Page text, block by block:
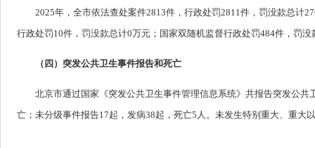
2025年，全市依法查处案件2813件，行政处罚2811件，罚没款总计
行政处罚10件，罚没款总计0万元；国家双随机监督行政处罚484件，罚没
（四）突发公共卫生事件报告和死亡
北京市通过国家《突发公共卫生事件管理信息系统》共报告突发公
亡；未分级事件报告17起，发病38起，死亡5人。未发生特别重大、重大